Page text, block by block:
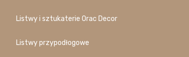
Listwy i sztukaterie Orac Decor
Listwy przypodłogowe